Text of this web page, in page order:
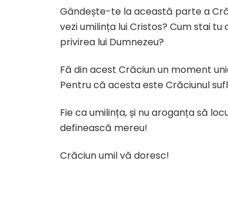
Gândește-te la această parte a
vezi umilința lui Cristos? Cum stai
privirea lui Dumnezeu?
Fă din acest Crăciun un moment
Pentru că acesta este Crăciunul
Fie ca umilința, și nu aroganța să
definească mereu!
Crăciun umil vă doresc!